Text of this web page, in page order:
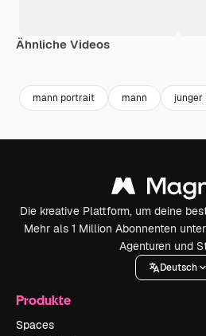
Ähnliche Videos
mann portrait mann junger
Die kreative Plattform, um deine
Mehr als 1 Million Abonnenten
Agenturen und
Deutsch
Produkte
Spaces